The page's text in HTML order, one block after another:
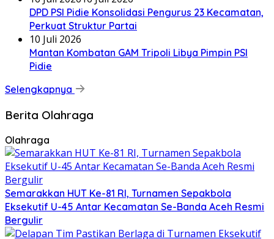
DPD PSI Pidie Konsolidasi Pengurus 23 Kecamatan,
Perkuat Struktur Partai
10 Juli 2026
Mantan Kombatan GAM Tripoli Libya Pimpin PSI
Pidie
Selengkapnya
Berita Olahraga
Olahraga
Semarakkan HUT Ke-81 RI, Turnamen Sepakbola
Eksekutif U-45 Antar Kecamatan Se-Banda Aceh Resmi
Bergulir